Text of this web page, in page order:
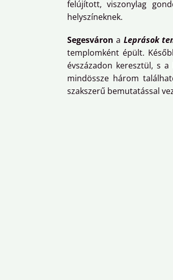
felújított, viszonylag
helyszíneknek.
Segesvárona Leprások
templomként épült.
évszázadon keresztül, s
mindössze három
szakszerű bemutatással